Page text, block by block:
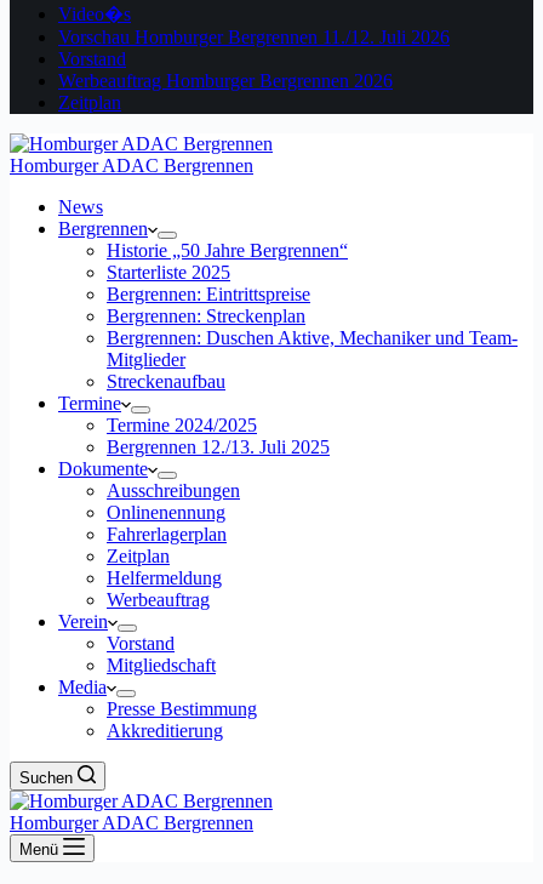
Video�s
Vorschau Homburger Bergrennen 11./12. Juli 2026
Vorstand
Werbeauftrag Homburger Bergrennen 2026
Zeitplan
Homburger ADAC Bergrennen
News
Bergrennen
Historie „50 Jahre Bergrennen“
Starterliste 2025
Bergrennen: Eintrittspreise
Bergrennen: Streckenplan
Bergrennen: Duschen Aktive, Mechaniker und Team-
Mitglieder
Streckenaufbau
Termine
Termine 2024/2025
Bergrennen 12./13. Juli 2025
Dokumente
Ausschreibungen
Onlinenennung
Fahrerlagerplan
Zeitplan
Helfermeldung
Werbeauftrag
Verein
Vorstand
Mitgliedschaft
Media
Presse Bestimmung
Akkreditierung
Suchen
Homburger ADAC Bergrennen
Menü